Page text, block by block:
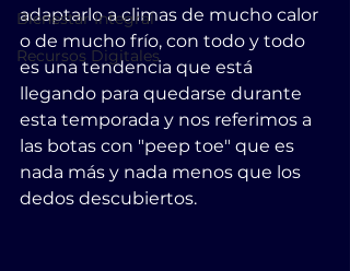
Bienestar Integral
Recursos Digitales
adaptarlo a climas de mucho calor
o de mucho frío, con todo y todo
es una tendencia que está
llegando para quedarse durante
esta temporada y nos referimos a
las botas con "peep toe" que es
nada más y nada menos que los
dedos descubiertos.